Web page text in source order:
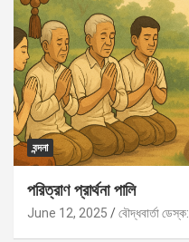
বন্দনা
পরিত্রাণ প্রার্থনা পালি
June 12, 2025 বৌদ্ধবার্তা ডেস্ক: